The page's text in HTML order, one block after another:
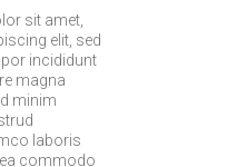
sit amet,
elit, sed
incididunt
magna
minim
laboris
commodo